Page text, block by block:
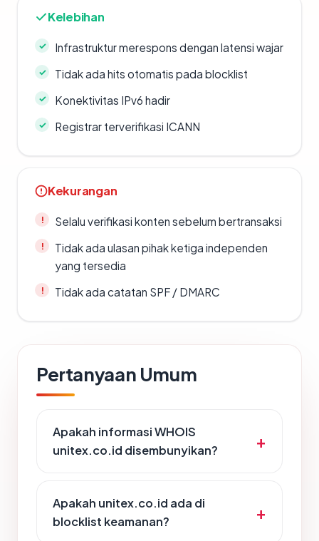
Kelebihan
Infrastruktur merespons dengan latensi wajar
Tidak ada hits otomatis pada blocklist
Konektivitas IPv6 hadir
Registrar terverifikasi ICANN
Kekurangan
Selalu verifikasi konten sebelum bertransaksi
Tidak ada ulasan pihak ketiga independen
yang tersedia
Tidak ada catatan SPF / DMARC
Pertanyaan Umum
Apakah informasi WHOIS
unitex.co.id disembunyikan?
Apakah unitex.co.id ada di
blocklist keamanan?